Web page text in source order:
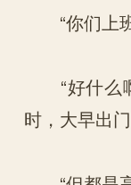
“你们上班
“好什么
时，大早出